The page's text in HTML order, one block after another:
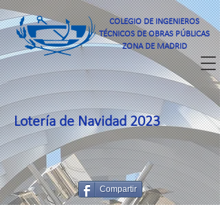
COLEGIO DE INGENIEROS
TÉCNICOS DE OBRAS PÚBLICAS
ZONA DE MADRID
Lotería de Navidad 2023
Compartir